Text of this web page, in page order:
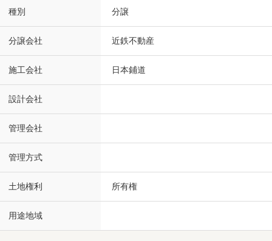
種別 分譲
分譲会社 近鉄不動産
施工会社 日本鋪道
設計会社
管理会社
管理方式
土地権利 所有権
用途地域